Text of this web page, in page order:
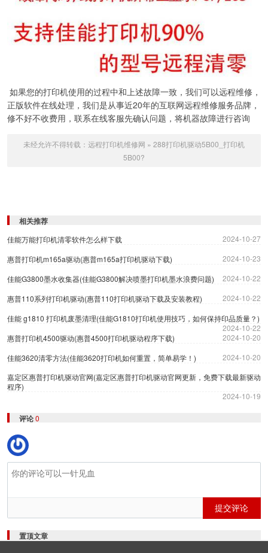
如果您的打印机使用的过程中和上述故障一致，我们可以远程维修，
正版软件在线处理，我们是从事近20年的互联网远程维修服务品牌，
修不好不收费用，联系在线客服先确认问题，将机器故障进行咨询
未经允许不得转载： 远程打印机维修网 » 288打印机驱动5B00_打印机
5B00?
相关推荐
佳能万能打印机清零软件怎么样下载
2024-10-27
惠普打印机m165a驱动(惠普m165a打印机驱动下载)
2024-10-23
佳能G3800墨水收集器(佳能G3800解决喷墨打印机墨水浪费问题)
2024-10-22
惠普110系列打印机驱动(惠普110打印机驱动下载及安装教程)
2024-10-22
佳能 g1810 打印机废墨清理(佳能G1810打印机使用技巧，如何保持印品质量？)
2024-10-22
惠普打印机4500驱动(惠普4500打印机驱动程序下载)
2024-10-20
佳能3620清零方法(佳能3620打印机如何重置，简单易学！)
2024-10-20
嘉定区惠普打印机驱动官网(嘉定区惠普打印机驱动官网更新，免费下载最新驱动
程序)
2024-10-19
评论0
提交评论
置顶文章